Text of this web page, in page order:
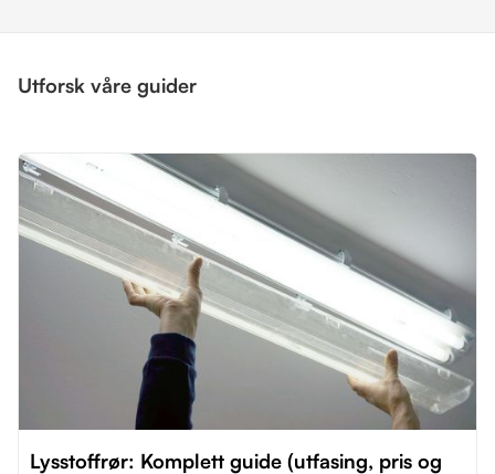
Utforsk våre guider
Lysstoffrør: Komplett guide (utfasing, pris og